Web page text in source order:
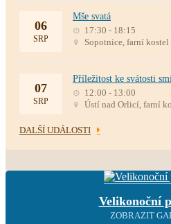
06
SRP
Mše svatá
17:30 - 18:15
Sopotnice, farní
07
SRP
Příležitost ke svátosti
12:00 - 13:00
Ústí nad Orlicí, farní
DALŠÍ UDÁLOSTI
Velikonoční
ZOBRAZIT